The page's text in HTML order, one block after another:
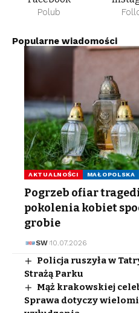
Polub
Popularne wiadomości
AKTUALNOŚCI MAŁOPOLSKA
Pogrzeb ofiar
pokolenia kobiet
grobie
SW 10.07.2026
Policja ruszyła w
Strażą Parku
Mąż krakowskiej
Sprawa dotyczy